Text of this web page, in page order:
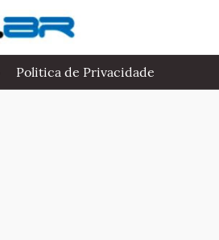
Politica de Privacidade